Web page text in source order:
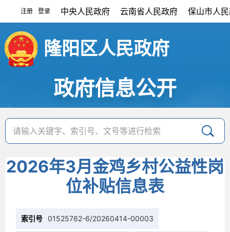
注册 登录 中央人民政府 云南省人民政府 保山市人
隆阳区人民政府
政府信息公开
2026年3月金鸡乡村公益性岗
位补贴信息表
索引号 01525762-6/20260414-00003